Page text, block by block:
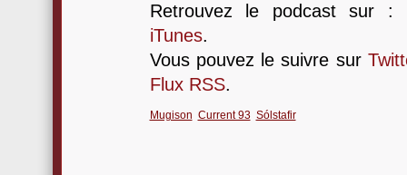
Retrouvez le podcast sur :
iTunes.
Vous pouvez le suivre sur
Flux RSS.
Mugison Current 93 Sólstafir